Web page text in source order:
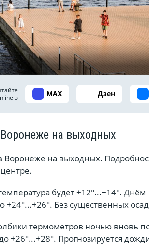
в
MAX Дзен
Воронеже на выходных
Воронеже на выходных.
будет +12°...+14°. Днём
Без существенных
термометров ночью вновь
+26°...+28°. Прогнозируется